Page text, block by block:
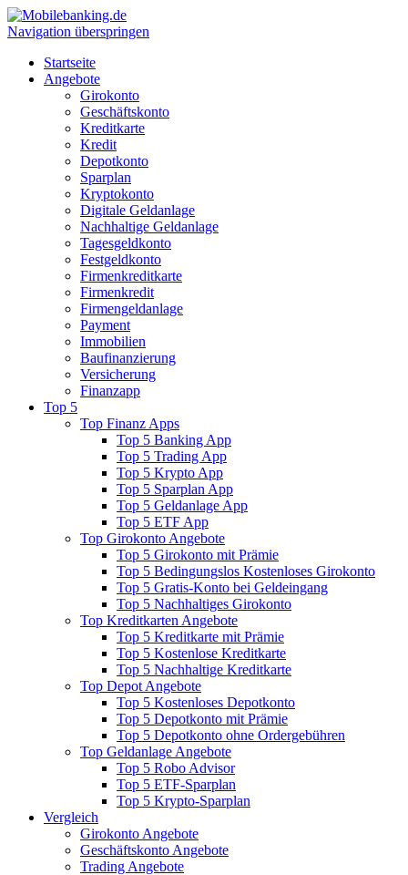
Navigation überspringen
Startseite
Angebote
Girokonto
Geschäftskonto
Kreditkarte
Kredit
Depotkonto
Sparplan
Kryptokonto
Digitale Geldanlage
Nachhaltige Geldanlage
Tagesgeldkonto
Festgeldkonto
Firmenkreditkarte
Firmenkredit
Firmengeldanlage
Payment
Immobilien
Baufinanzierung
Versicherung
Finanzapp
Top 5
Top Finanz Apps
Top 5 Banking App
Top 5 Trading App
Top 5 Krypto App
Top 5 Sparplan App
Top 5 Geldanlage App
Top 5 ETF App
Top Girokonto Angebote
Top 5 Girokonto mit Prämie
Top 5 Bedingungslos Kostenloses Girokonto
Top 5 Gratis-Konto bei Geldeingang
Top 5 Nachhaltiges Girokonto
Top Kreditkarten Angebote
Top 5 Kreditkarte mit Prämie
Top 5 Kostenlose Kreditkarte
Top 5 Nachhaltige Kreditkarte
Top Depot Angebote
Top 5 Kostenloses Depotkonto
Top 5 Depotkonto mit Prämie
Top 5 Depotkonto ohne Ordergebühren
Top Geldanlage Angebote
Top 5 Robo Advisor
Top 5 ETF-Sparplan
Top 5 Krypto-Sparplan
Vergleich
Girokonto Angebote
Geschäftskonto Angebote
Trading Angebote